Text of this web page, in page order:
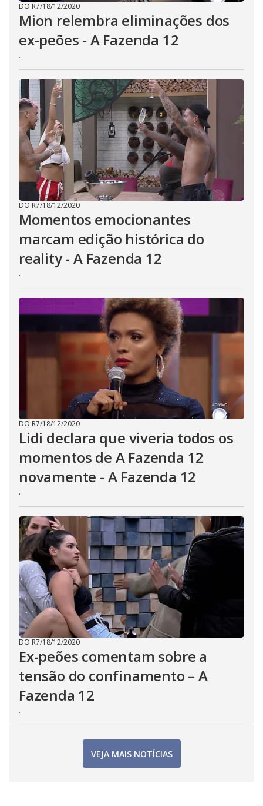
DO R7/18/12/2020
Mion relembra eliminações dos
ex-peões - A Fazenda 12
.
DO R7/18/12/2020
Momentos emocionantes
marcam edição histórica do
reality - A Fazenda 12
.
DO R7/18/12/2020
Lidi declara que viveria todos os
momentos de A Fazenda 12
novamente - A Fazenda 12
.
DO R7/18/12/2020
Ex-peões comentam sobre a
tensão do confinamento – A
Fazenda 12
.
VEJA MAIS NOTÍCIAS